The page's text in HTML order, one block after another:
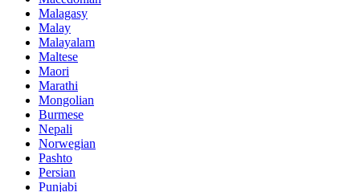
Malagasy
Malay
Malayalam
Maltese
Maori
Marathi
Mongolian
Burmese
Nepali
Norwegian
Pashto
Persian
Punjabi